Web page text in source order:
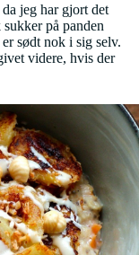
jeg har gjort det
på panden
sødt nok i sig selv.
videre, hvis der